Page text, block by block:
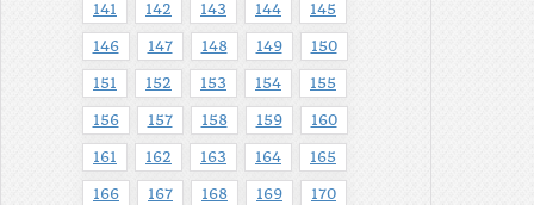
141 142 143 144 145
146 147 148 149 150
151 152 153 154 155
156 157 158 159 160
161 162 163 164 165
166 167 168 169 170